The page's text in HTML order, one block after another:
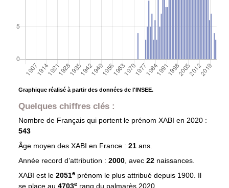
Graphique réalisé à partir des données de l'INSEE.
Quelques chiffres clés :
Nombre de Français qui portent le prénom XABI en 2020 :
543
Âge moyen des XABI en France : 21 ans.
Année record d’attribution : 2000, avec 22 naissances.
XABI est le 2051eprénom le plus attribué depuis 1900. Il
se place au 4703e rang du palmarès 2020.